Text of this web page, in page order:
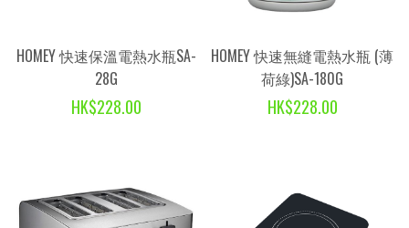
HOMEY 快速保溫電熱水瓶SA-
28G
HK$228.00
HOMEY 快速無縫電熱水瓶 (薄
荷綠)SA-180G
HK$228.00